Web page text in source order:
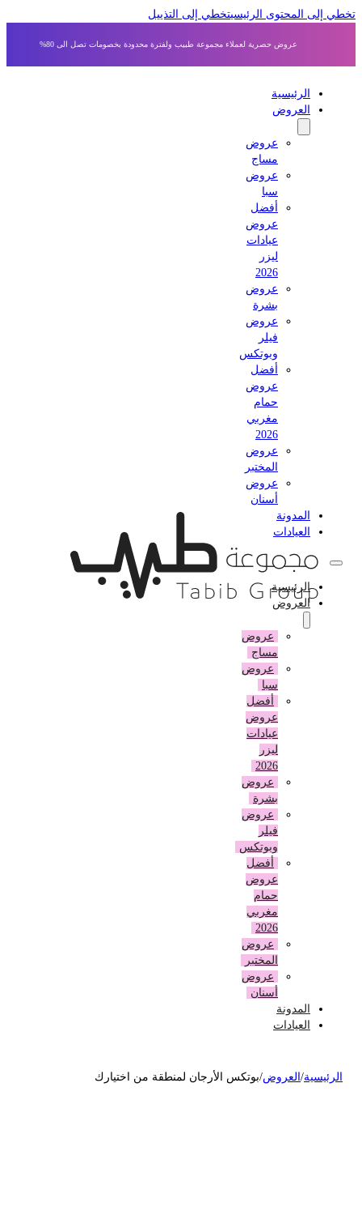
إلى المحتوى الرئيسي تخطي إلى التذييل
عروض حصرية لعملاء مجموعة طبيب ولفترة محدودة بخصومات تصل الى 80%
الرئيسية
العروض
عروض
مساج
عروض
أفضل
عروض
عيادات
عروض
بشرة
عروض
وبوتكس
أفضل
عروض
حمام
مغربي
عروض
المختبر
عروض
أسنان
المدونة
العيادات
الرئيسية
العروض
عروض
مساج
عروض
أفضل
عروض
عيادات
عروض
بشرة
عروض
وبوتكس
أفضل
عروض
حمام
مغربي
عروض
المختبر
عروض
أسنان
المدونة
العيادات
/العروض بوتكس الأرجان لمنطقة من اختيارك